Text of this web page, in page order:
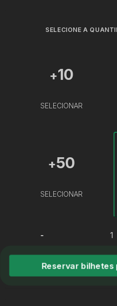
SELECIONE A
+10
SELECIONAR
+50
SELECIONAR
-
Reservar bilhetes